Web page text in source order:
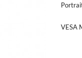
VESA